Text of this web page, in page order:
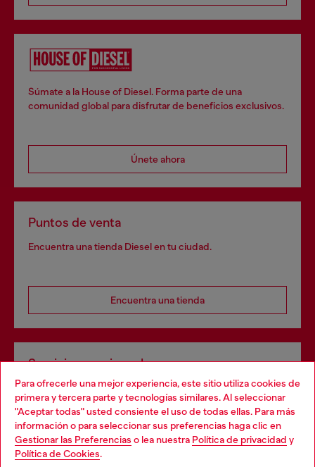
Para ofrecerle una mejor experiencia, este sitio utiliza cookies de
primera y tercera parte y tecnologías similares. Al seleccionar
"Aceptar todas" usted consiente el uso de todas ellas. Para más
información o para seleccionar sus preferencias haga clic en
Gestionar las Preferencias o lea nuestra Política de privacidad y
Política de Cookies.
Súmate a la House of Diesel. Forma parte de una
comunidad global para disfrutar de beneficios exclusivos.
Únete ahora
Puntos de venta
Encuentra una tienda Diesel en tu ciudad.
Encuentra una tienda
Servicios omnicanal
Descubre todos nuestros servicios, tanto en línea como
en la tienda.
Choose your location
You are currently browsing España website, but it seems you
may be based in United States